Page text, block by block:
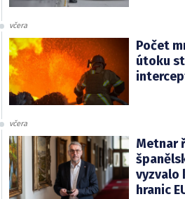
včera
Počet
útoku
včera
Metnar
vyzvalo
hranic